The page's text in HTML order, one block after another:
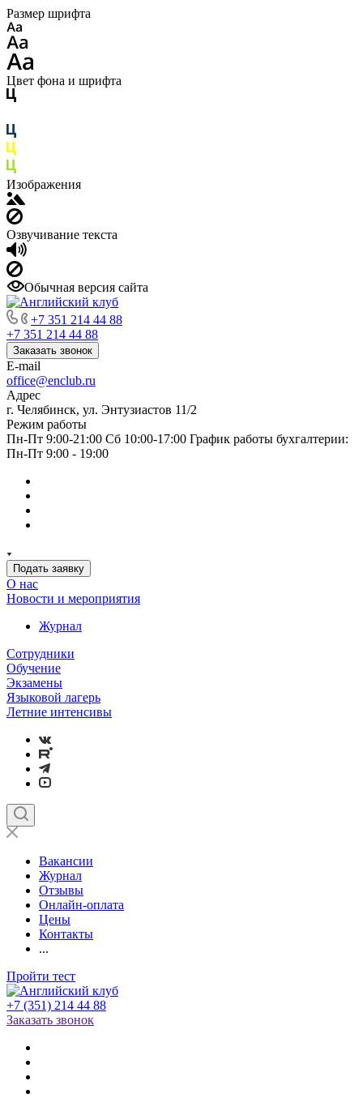
Размер шрифта
Цвет фона и шрифта
Изображения
Озвучивание текста
Обычная версия сайта
+7 351 214 44 88
+7 351 214 44 88
Заказать звонок
E-mail
office@enclub.ru
Адрес
г. Челябинск, ул. Энтузиастов 11/2
Режим работы
Пн-Пт 9:00-21:00 Сб 10:00-17:00 График работы бухгалтерии:
Пн-Пт 9:00 - 19:00
Подать заявку
О нас
Новости и мероприятия
Журнал
Сотрудники
Обучение
Экзамены
Языковой лагерь
Летние интенсивы
Вакансии
Журнал
Отзывы
Онлайн-оплата
Цены
Контакты
...
Пройти тест
+7 (351) 214 44 88
Заказать звонок